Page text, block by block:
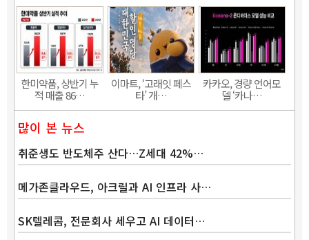
한미약품, 상반기 누
적 매출 86…
이마트, ‘고래잇 페스
타’ 개…
카카오, 경량 언어모
델 ‘카나…
많이 본 뉴스
취준생도 반도체주 산다…Z세대 42%…
메가존클라우드, 아크릴과 AI 인프라 사…
SK텔레콤, 전문회사 세우고 AI 데이터…